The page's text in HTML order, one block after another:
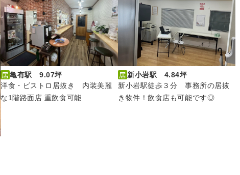
亀有駅 9.07坪
洋食・ビストロ居抜き 内装美麗
な1階路面店 重飲食可能
新小岩駅 4.84坪
新小岩駅徒歩３分 事務所の居抜
き物件！飲食店も可能です◎